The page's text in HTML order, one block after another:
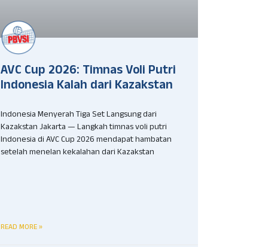
AVC Cup 2026: Timnas Voli Putri
Indonesia Kalah dari Kazakstan
Indonesia Menyerah Tiga Set Langsung dari
Kazakstan Jakarta — Langkah timnas voli putri
Indonesia di AVC Cup 2026 mendapat hambatan
setelah menelan kekalahan dari Kazakstan
READ MORE »